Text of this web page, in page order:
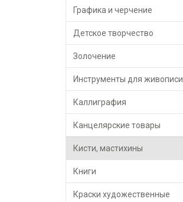
Графика и черчение
Детское творчество
Золочение
Инструменты для живописи
Каллиграфия
Канцелярские товары
Кисти, мастихины
Книги
Краски художественные